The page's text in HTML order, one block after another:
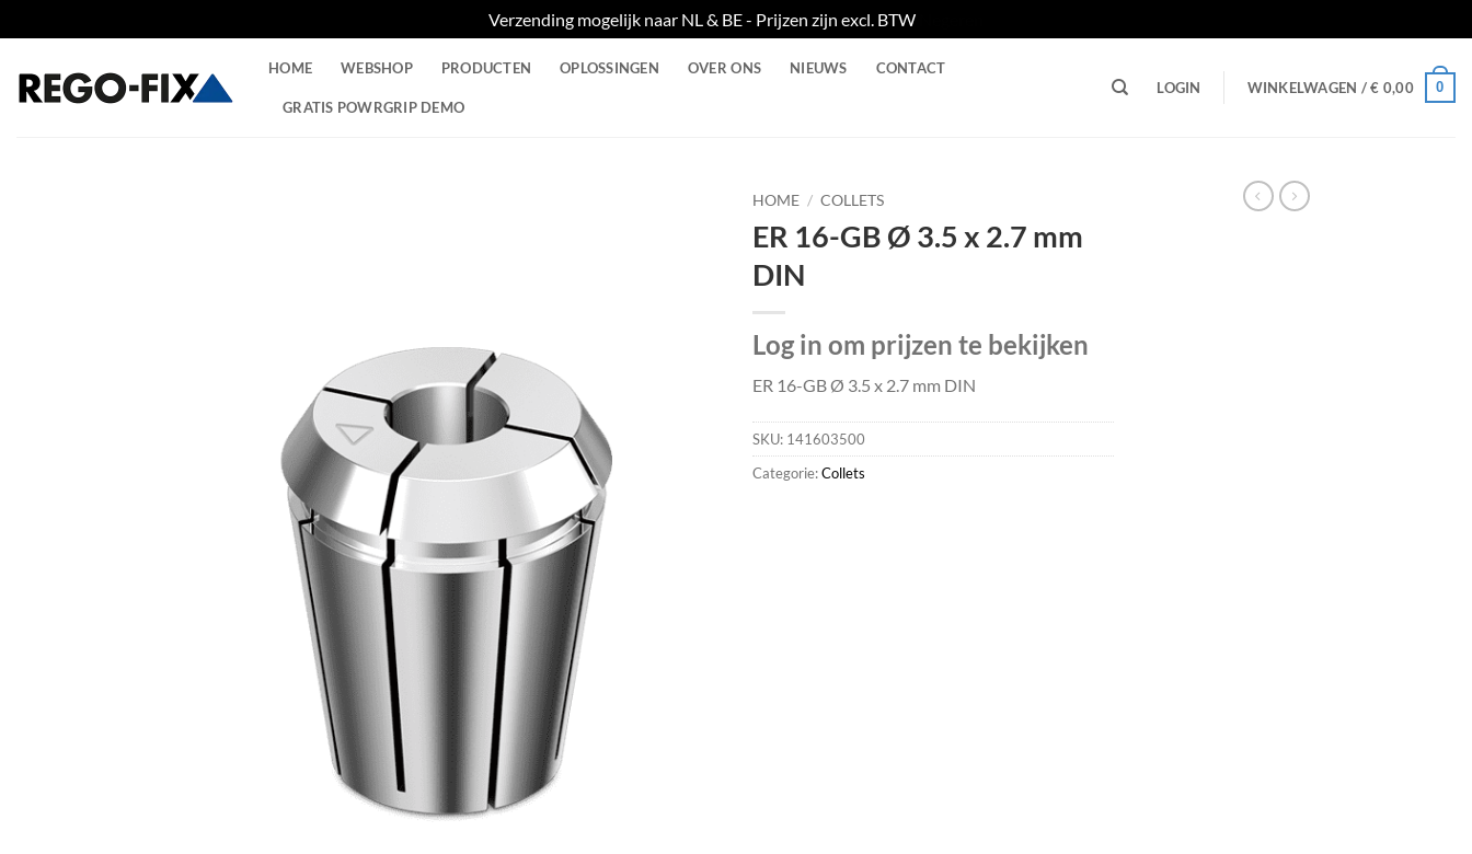
Verzending mogelijk naar NL & BE - Prijzen zijn excl. BTW
naar
inhoud
HOME WEBSHOP PRODUCTEN OPLOSSINGEN OVER ONS NIEUWS CONTACT
GRATIS POWRGRIP DEMO
LOGIN WINKELWAGEN /€ 0,00 0
HOME / COLLETS
ER 16-GB Ø 3.5 x 2.7 mm
DIN
Log in om prijzen te bekijken
ER 16-GB Ø 3.5 x 2.7 mm DIN
SKU: 141603500
Categorie:Collets